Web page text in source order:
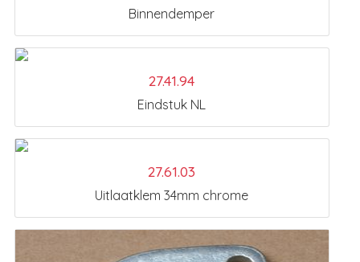
Binnendemper
27.41.94
Eindstuk NL
27.61.03
Uitlaatklem 34mm chrome